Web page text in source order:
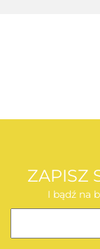
ZAPISZ
I bądź na